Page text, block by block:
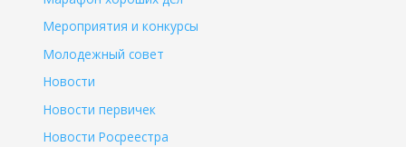
Мероприятия и конкурсы
Молодежный совет
Новости
Новости первичек
Новости Росреестра